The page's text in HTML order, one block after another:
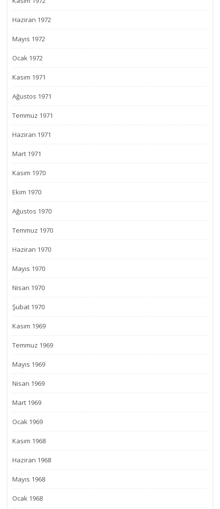
Haziran 1972
Mayıs 1972
Ocak 1972
Kasım 1971
Ağustos 1971
Temmuz 1971
Haziran 1971
Mart 1971
Kasım 1970
Ekim 1970
Ağustos 1970
Temmuz 1970
Haziran 1970
Mayıs 1970
Nisan 1970
Şubat 1970
Kasım 1969
Temmuz 1969
Mayıs 1969
Nisan 1969
Mart 1969
Ocak 1969
Kasım 1968
Haziran 1968
Mayıs 1968
Ocak 1968